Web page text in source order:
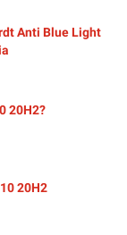
Anti Blue Light
20H2?
20H2